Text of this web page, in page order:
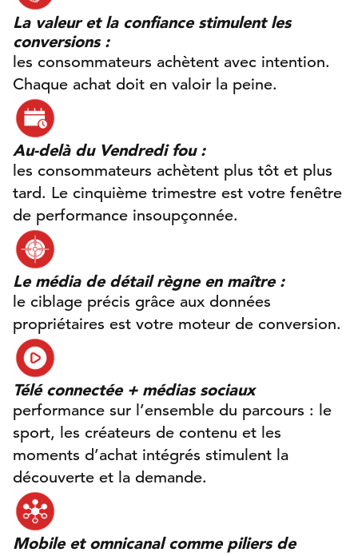
La valeur et la confiance stimulent les
conversions :
les consommateurs achètent avec intention.
Chaque achat doit en valoir la peine.
Au-delà du Vendredi fou :
les consommateurs achètent plus tôt et plus
tard. Le cinquième trimestre est votre fenêtre
de performance insoupçonnée.
Le média de détail règne en maître :
le ciblage précis grâce aux données
propriétaires est votre moteur de conversion.
Télé connectée + médias sociaux
performance sur l’ensemble du parcours : le
sport, les créateurs de contenu et les
moments d’achat intégrés stimulent la
découverte et la demande.
Mobile et omnicanal comme piliers de